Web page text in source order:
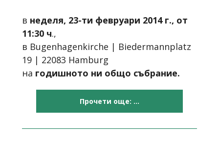
в неделя, 23-ти февруари 2014 г., от
11:30 ч.,
в Bugenhagenkirche | Biedermannplatz
19 | 22083 Hamburg
на годишното ни общо събрание.
Прочети още: ...